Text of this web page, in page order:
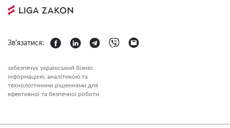
Зв'язатися:
забезпечує український бізнес
інформацією, аналітикою та
технологічними рішеннями для
ефективної та безпечної роботи.